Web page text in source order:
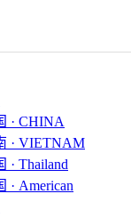
· CHINA
· VIETNAM
· Thailand
· American